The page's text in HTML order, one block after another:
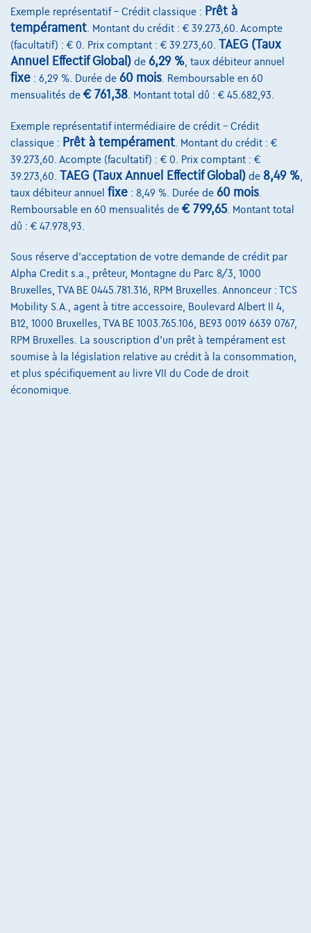
Volvo V60
Momentum | D3 2.0d 150 cv | Cuir | Gps | Clim auto | Alu
€19.490
Dès€391,64/mois
Découvrez l’exemple chiffré complet
Autosphere Center Liège
Comparer
Voir le véhicule
Exemple représentatif – Crédit classique : Prêt à
tempérament . Montant du crédit : € 39.273,60. Acompte
(facultatif) : € 0. Prix comptant : € 39.273,60. TAEG (Taux
Annuel Effectif Global) de 6,29 % , taux débiteur annuel
fixe : 6,29 %. Durée de 60 mois . Remboursable en 60
mensualités de € 761,38 . Montant total dû : € 45.682,93.
Exemple représentatif intermédiaire de crédit – Crédit
classique : Prêt à tempérament . Montant du crédit : €
39.273,60. Acompte (facultatif) : € 0. Prix comptant : €
39.273,60. TAEG (Taux Annuel Effectif Global) de 8,49 %
taux débiteur annuel fixe : 8,49 %. Durée de 60 mois
Remboursable en 60 mensualités de € 799,65. Montant total
dû : € 47.978,93.
Sous réserve d'acceptation de votre demande de crédit par
Alpha Credit s.a., prêteur, Montagne du Parc 8/3, 1000
Bruxelles, TVA BE 0445.781.316, RPM Bruxelles. Annonceur : TCS
Mobility S.A., agent à titre accessoire, Boulevard Albert II 4,
B12, 1000 Bruxelles, TVA BE 1003.765.106, BE93 0019 6639 0767,
RPM Bruxelles. La souscription d'un prêt à tempérament est
soumise à la législation relative au crédit à la consommation,
et plus spécifiquement au livre VII du Code de droit
économique.